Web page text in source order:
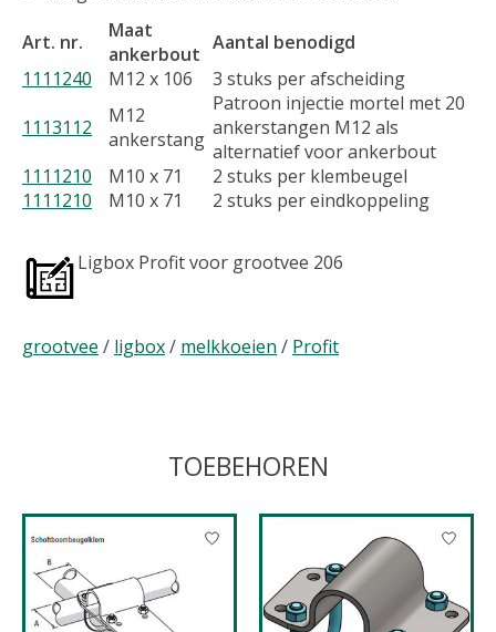
Art. nr.
Maat
ankerbout Aantal benodigd
1111240
M12 x 106
3 stuks per afscheiding
1113112
M12
ankerstang
Patroon injectie mortel met 20
ankerstangen M12 als
alternatief voor ankerbout
1111210
M10 x 71
2 stuks per klembeugel
1111210
M10 x 71 2 stuks per eindkoppeling
Ligbox Profit voor grootvee 206
grootvee / ligbox/ melkkoeien / Profit
TOEBEHOREN
Items van productcarrousel